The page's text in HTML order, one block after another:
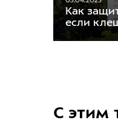
Как
если
С этим